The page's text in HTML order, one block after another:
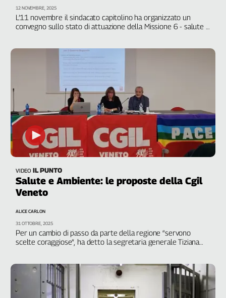
L’11 novembre il sindacato capitolino ha organizzato un
convegno sullo stato di attuazione della Missione 6 - salute .
12 NOVEMBRE, 2025
VIDEO IL PUNTO
Salute e Ambiente: le proposte della Cgil
Veneto
Per un cambio di passo da parte della regione “servono
scelte coraggiose”, ha detto la segretaria generale Tiziana
ALICE CARLON
31 OTTOBRE, 2025